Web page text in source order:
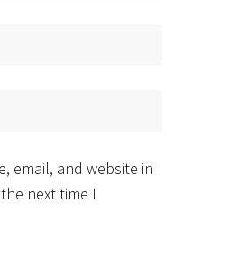
email, and website in
next time I